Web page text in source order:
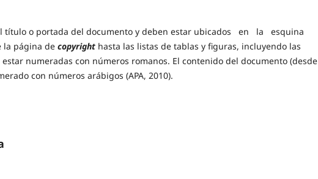
título o portada del documento y deben estar ubicados en la esquina
página de copyright hasta las listas de tablas y figuras, incluyendo las
numeradas con números romanos. El contenido del documento (desde
con números arábigos (APA, 2010).